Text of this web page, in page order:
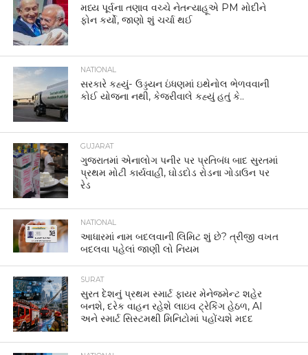
મધ્ય પૂર્વના તણાવ વચ્ચે નેતન્યાહૂએ PM મોદીને
ફોન કર્યો, જાણો શું ચર્ચા થઈ
NATIONAL
સરકારે કહ્યું- ઉડ્ડયન ઇંધણમાં ઇથેનોલ ભેળવવાની
કોઈ યોજના નથી, કેજરીવાલે કહ્યું હતું કે..
GUJARAT
ગુજરાતમાં એનાલોગ પનીર પર પ્રતિબંધ બાદ સુરતમાં
પ્રથમ મોટી કાર્યવાહી, ઘોડદોડ રોડના ગોડાઉન પર
રેડ
NATIONAL
આધારમાં નામ બદલવાની લિમિટ શું છે? ત્રીજી વખત
બદલવા પહેલાં જાણી લો નિયમ
SURAT
સુરત દેશનું પ્રથમ સ્માર્ટ ફાયર મેનેજમેન્ટ શહેર
બનશે, દરેક વાહન રહેશે લાઇવ ટ્રેકિંગ હેઠળ, AI
અને સ્માર્ટ સિસ્ટમથી મિનિટોમાં પહોંચશે મદદ